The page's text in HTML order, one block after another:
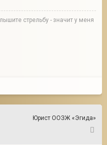
стрельбу - значит у меня
Юрист ООЗЖ «Эгида»